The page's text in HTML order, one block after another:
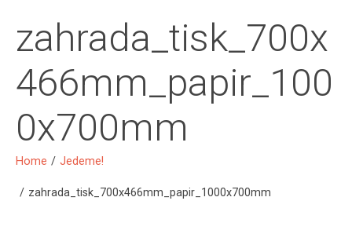
zahrada_tisk_700x
466mm_papir_100
0x700mm
Home / Jedeme!
/ zahrada_tisk_700x466mm_papir_1000x700mm